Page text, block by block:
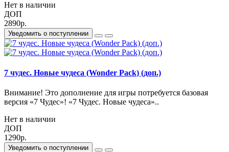
Нет в наличии
ДОП
2890р.
Уведомить о поступлении
7 чудес. Новые чудеса (Wonder Pack) (доп.)
Внимание! Это дополнение для игры потребуется базовая
версия «7 Чудес»! «7 Чудес. Новые чудеса»..
Нет в наличии
ДОП
1290р.
Уведомить о поступлении